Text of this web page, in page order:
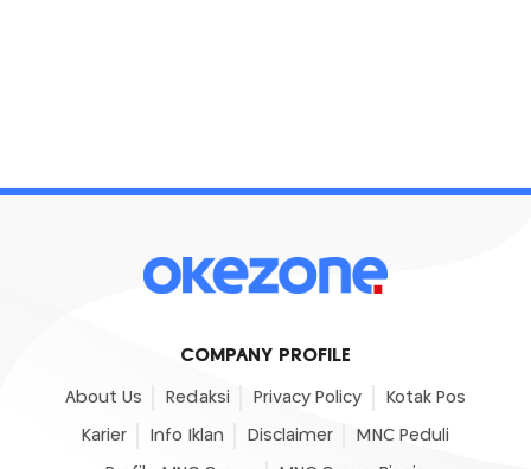
COMPANY PROFILE
About Us Redaksi Privacy Policy Kotak Pos
Karier Info Iklan Disclaimer MNC Peduli